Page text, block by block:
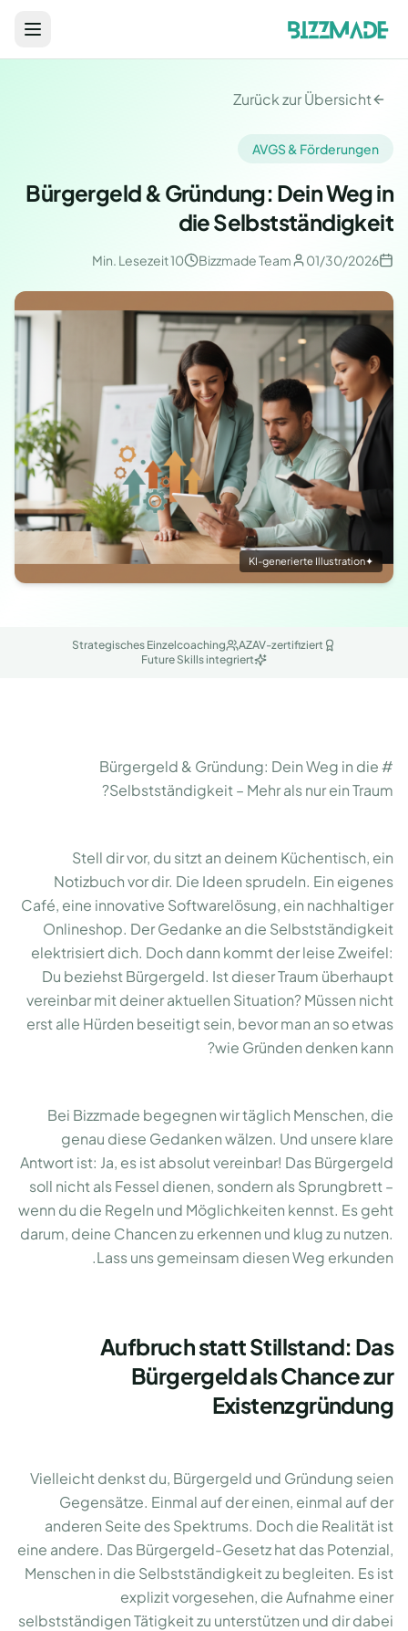
Zurück zur Übersicht
AVGS & Förderungen
Bürgergeld & Gründung: Dein Weg in
die Selbstständigkeit
01/30/2026
Bizzmade Team
10 Min.
Lesezeit
✦
KI-generierte Illustration
AZAV-zertifiziert
Strategisches Einzelcoaching
Future Skills integriert
# Bürgergeld & Gründung: Dein Weg in die
Selbstständigkeit – Mehr als nur ein Traum?
Stell dir vor, du sitzt an deinem Küchentisch, ein
Notizbuch vor dir. Die Ideen sprudeln. Ein eigenes
Café, eine innovative Softwarelösung, ein nachhaltiger
Onlineshop. Der Gedanke an die Selbstständigkeit
elektrisiert dich. Doch dann kommt der leise Zweifel:
Du beziehst Bürgergeld. Ist dieser Traum überhaupt
vereinbar mit deiner aktuellen Situation? Müssen nicht
erst alle Hürden beseitigt sein, bevor man an so etwas
wie Gründen denken kann?
Bei Bizzmade begegnen wir täglich Menschen, die
genau diese Gedanken wälzen. Und unsere klare
Antwort ist: Ja, es ist absolut vereinbar! Das Bürgergeld
soll nicht als Fessel dienen, sondern als Sprungbrett –
wenn du die Regeln und Möglichkeiten kennst. Es geht
darum, deine Chancen zu erkennen und klug zu nutzen.
Lass uns gemeinsam diesen Weg erkunden.
Aufbruch statt Stillstand: Das
Bürgergeld als Chance zur
Existenzgründung
Vielleicht denkst du, Bürgergeld und Gründung seien
Gegensätze. Einmal auf der einen, einmal auf der
anderen Seite des Spektrums. Doch die Realität ist
eine andere. Das Bürgergeld-Gesetz hat das Potenzial,
Menschen in die Selbstständigkeit zu begleiten. Es ist
explizit vorgesehen, die Aufnahme einer
selbstständigen Tätigkeit zu unterstützen und dir dabei